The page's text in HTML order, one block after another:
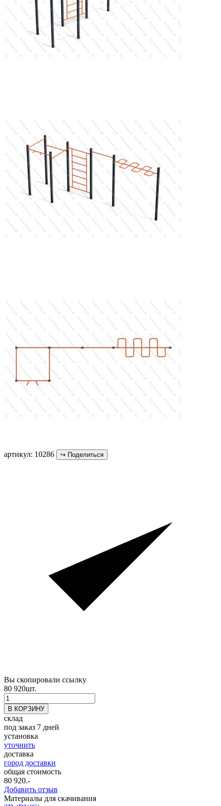
артикул: 10286 ↪ Поделиться
Вы скопировали ссылку
80 920шт.
склад
под заказ 7 дней
установка
уточнить
доставка
город доставки
общая стоимость
80 920.-
Добавить отзыв
Материалы для скачивания